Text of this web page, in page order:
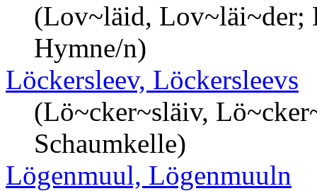
(Lov~läid, Lov~läi~der;
Hymne/n)
Löckersleev, Löckersleevs
(Lö~cker~släiv,
Schaumkelle)
Lögenmuul, Lögenmuuln